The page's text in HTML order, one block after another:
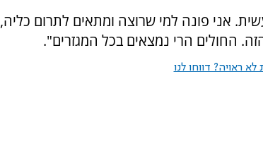
אני פונה למי שרוצה ומתאים לתרום כליה,
החולים הרי נמצאים בכל המגזרים".
ראויה? דווחו לנו